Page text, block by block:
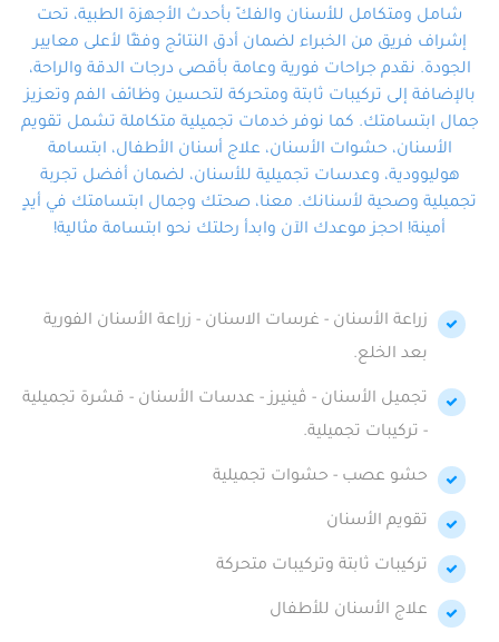
في أيد أمينة تلبي احتياجاتك بكل
احترافية ودقة.
شامل ومتكامل للأسنان والفكّ بأحدث الأجهزة الطبية، تحت
إشراف فريق من الخبراء لضمان أدق النتائج وفقًا لأعلى معايير
الجودة. نقدم جراحات فورية وعامة بأقصى درجات الدقة والراحة،
بالإضافة إلى تركيبات ثابتة ومتحركة لتحسين وظائف الفم وتعزيز
جمال ابتسامتك. كما نوفر خدمات تجميلية متكاملة تشمل تقويم
الأسنان، حشوات الأسنان، علاج أسنان الأطفال، ابتسامة
هوليوودية، وعدسات تجميلية للأسنان، لضمان أفضل تجربة
تجميلية وصحية لأسنانك. معنا، صحتك وجمال ابتسامتك في أيدٍ
أمينة! احجز موعدك الآن وابدأ رحلتك نحو ابتسامة مثالية!
زراعة الأسنان - غرسات الاسنان - زراعة الأسنان الفورية
بعد الخلع.
تجميل الأسنان - ڤينيرز - عدسات الأسنان - قشرة تجميلية
- تركيبات تجميلية.
حشو عصب - حشوات تجميلية
تقويم الأسنان
تركيبات ثابتة وتركيبات متحركة
علاج الأسنان للأطفال